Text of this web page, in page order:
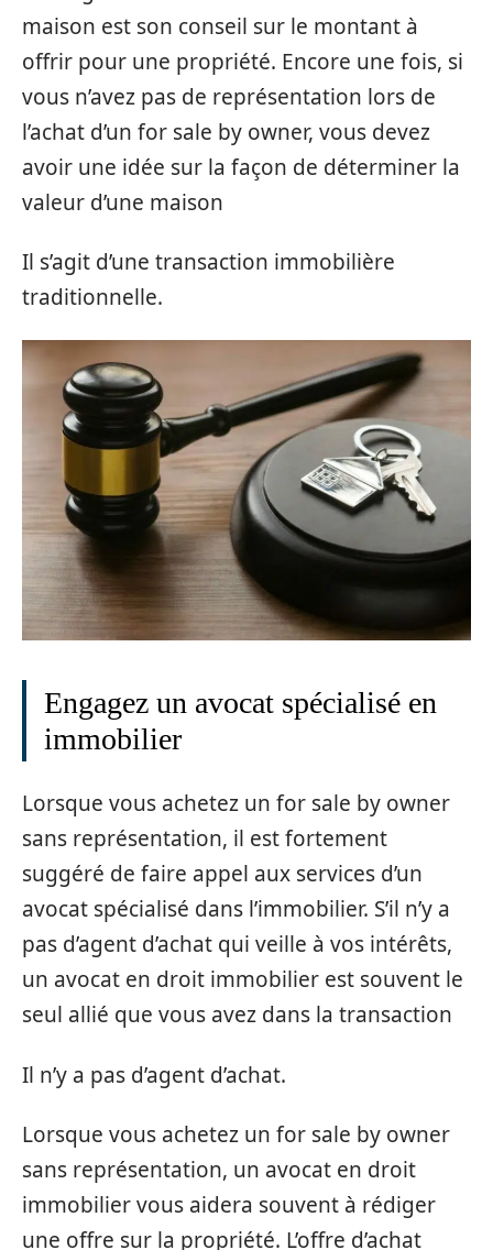
maison est son conseil sur le montant à
offrir pour une propriété. Encore une fois, si
vous n’avez pas de représentation lors de
l’achat d’un for sale by owner, vous devez
avoir une idée sur la façon de déterminer la
valeur d’une maison
Il s’agit d’une transaction immobilière
traditionnelle.
Engagez un avocat spécialisé en
immobilier
Lorsque vous achetez un for sale by owner
sans représentation, il est fortement
suggéré de faire appel aux services d’un
avocat spécialisé dans l’immobilier. S’il n’y a
pas d’agent d’achat qui veille à vos intérêts,
un avocat en droit immobilier est souvent le
seul allié que vous avez dans la transaction
Il n’y a pas d’agent d’achat.
Lorsque vous achetez un for sale by owner
sans représentation, un avocat en droit
immobilier vous aidera souvent à rédiger
une offre sur la propriété. L’offre d’achat